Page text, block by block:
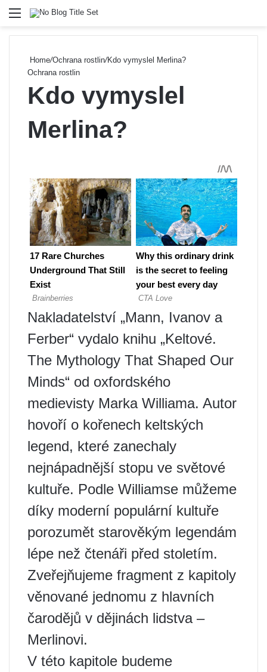
Menu
Home/Ochrana rostlin/Kdo vymyslel Merlina?
Ochrana rostlin
Kdo vymyslel
Merlina?
Nakladatelství „Mann, Ivanov a
Ferber“ vydalo knihu „Keltové.
The Mythology That Shaped Our
Minds“ od oxfordského
medievisty Marka Williama. Autor
hovoří o kořenech keltských
legend, které zanechaly
nejnápadnější stopu ve světové
kultuře. Podle Williamse můžeme
díky moderní populární kultuře
porozumět starověkým legendám
lépe než čtenáři před stoletím.
Zveřejňujeme fragment z kapitoly
věnované jednomu z hlavních
čarodějů v dějinách lidstva –
Merlinovi.
V této kapitole budeme